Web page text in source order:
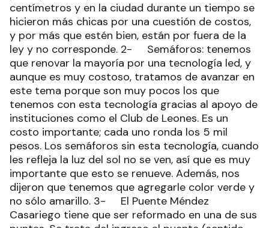
centímetros y en la ciudad durante un tiempo se
hicieron más chicas por una cuestión de costos,
y por más que estén bien, están por fuera de la
ley y no corresponde. 2- Semáforos: tenemos
que renovar la mayoría por una tecnología led, y
aunque es muy costoso, tratamos de avanzar en
este tema porque son muy pocos los que
tenemos con esta tecnología gracias al apoyo de
instituciones como el Club de Leones. Es un
costo importante; cada uno ronda los 5 mil
pesos. Los semáforos sin esta tecnología, cuando
les refleja la luz del sol no se ven, así que es muy
importante que esto se renueve. Además, nos
dijeron que tenemos que agregarle color verde y
no sólo amarillo. 3- El Puente Méndez
Casariego tiene que ser reformado en una de sus